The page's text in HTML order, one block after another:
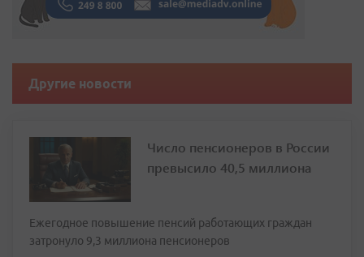
Другие новости
Число пенсионеров в России
превысило 40,5 миллиона
Ежегодное повышение пенсий работающих граждан
затронуло 9,3 миллиона пенсионеров